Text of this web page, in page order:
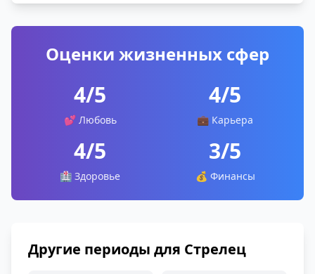
Оценки жизненных сфер
4/5
💕 Любовь
4/5
💼 Карьера
4/5
🏥 Здоровье
3/5
💰 Финансы
Другие периоды для Стрелец